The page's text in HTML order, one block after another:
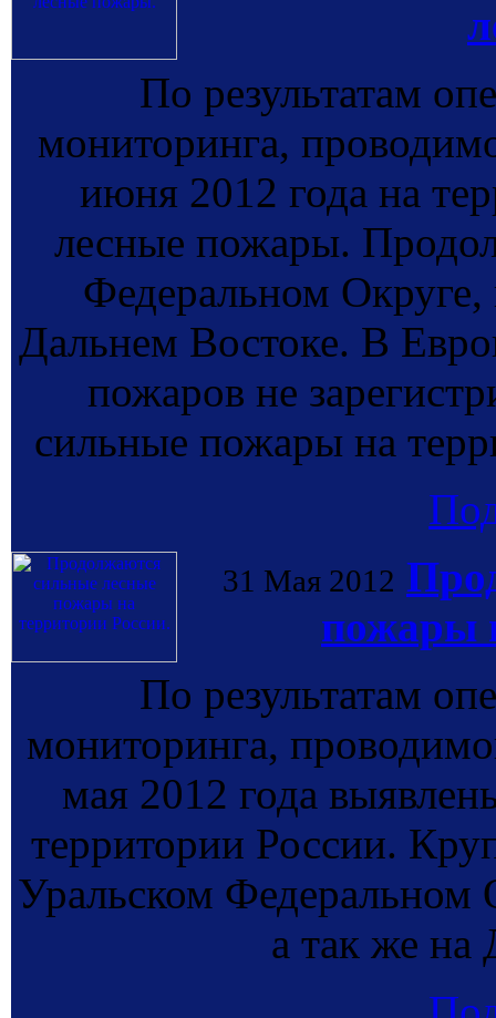
По результатам
мониторинга,
июня 2012 года на
лесные пожары.
Федеральном
Дальнем Востоке. В
пожаров не
сильные пожары на
31 Мая 2012
пожары
По результатам
мониторинга,
мая 2012 года
территории России.
Уральском Федеральном
а так же на